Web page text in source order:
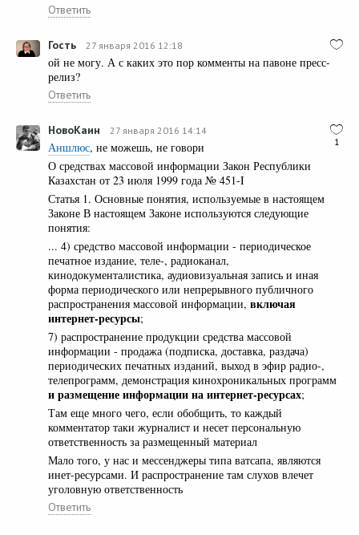
Ответить
Гость 27 января 2016 12:18
ой не могу. А с каких это пор комменты на павоне пресс-
релиз?
Ответить
1
НовоКаин 27 января 2016 14:14
Аншлюс, не можешь, не говори
О средствах массовой информации Закон Республики
Казахстан от 23 июля 1999 года № 451-I
Статья 1. Основные понятия, используемые в настоящем
Законе В настоящем Законе используются следующие
понятия:
... 4) средство массовой информации - периодическое
печатное издание, теле-, радиоканал,
кинодокументалистика, аудиовизуальная запись и иная
форма периодического или непрерывного публичного
распространения массовой информации, включая
интернет-ресурсы;
7) распространение продукции средства массовой
информации - продажа (подписка, доставка, раздача)
периодических печатных изданий, выход в эфир радио-,
телепрограмм, демонстрация кинохроникальных программ
и размещение информации на интернет-ресурсах;
Там еще много чего, если обобщить, то каждый
комментатор таки журналист и несет персональную
ответственность за размещенный материал
Мало того, у нас и мессенджеры типа ватсапа, являются
инет-ресурсами. И распространение там слухов влечет
уголовную ответственность
Ответить